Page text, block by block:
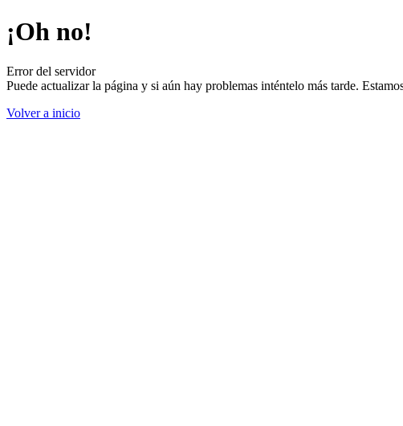
¡Oh no!
Error del servidor
Puede actualizar la página y si aún hay problemas inténtelo más tarde.
Volver a inicio